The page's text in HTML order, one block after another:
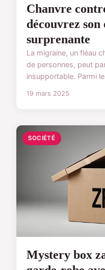
Chanvre
découvrez
surprenante
La migraine, un fléau
de personnes, peut
insupportable. Parmi
19 mars 2025
SOCIÉTÉ
Mystery box